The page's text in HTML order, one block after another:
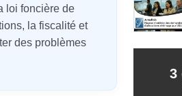
loi foncière de
la fiscalité et
des problèmes
3